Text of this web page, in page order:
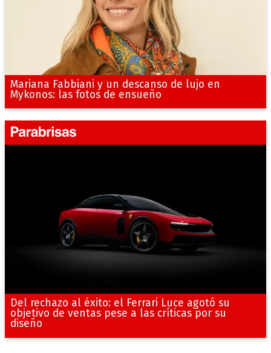
Mariana Fabbiani y un descanso de lujo en
Mykonos: las fotos de ensueño
Del rechazo al éxito: el Ferrari Luce agotó su
objetivo de ventas pese a las críticas por su
diseño